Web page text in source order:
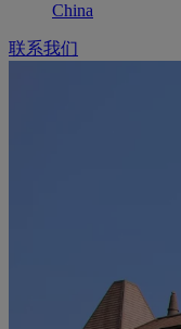
China
联系我们